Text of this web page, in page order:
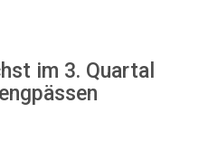
im 3. Quartal